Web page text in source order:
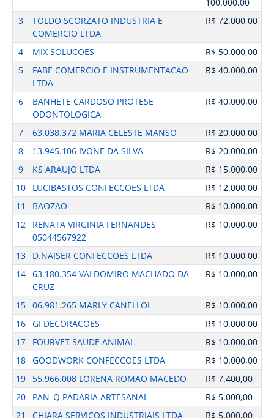
3
TOLDO SCORZATO INDUSTRIA E
COMERCIO LTDA
R$ 72.000,00
4 MIX SOLUCOES
R$ 50.000,00
5
FABE COMERCIO E INSTRUMENTACAO
LTDA
R$ 40.000,00
6
BANHETE CARDOSO PROTESE
ODONTOLOGICA
R$ 40.000,00
7 63.038.372 MARIA CELESTE MANSO
R$ 20.000,00
8
13.945.106 IVONE DA SILVA
R$ 20.000,00
9
KS ARAUJO LTDA
R$ 15.000,00
10
LUCIBASTOS CONFECCOES LTDA
R$ 12.000,00
11
BAOZAO
R$ 10.000,00
12
RENATA VIRGINIA FERNANDES
05044567922
R$ 10.000,00
13 D.NAISER CONFECCOES LTDA
R$ 10.000,00
14 63.180.354 VALDOMIRO MACHADO DA
CRUZ
R$ 10.000,00
15 06.981.265 MARLY CANELLOI
R$ 10.000,00
16 GI DECORACOES
R$ 10.000,00
17
FOURVET SAUDE ANIMAL
R$ 10.000,00
18 GOODWORK CONFECCOES LTDA
R$ 10.000,00
19
55.966.008 LORENA ROMAO MACEDO
R$ 7.400,00
20
PAN_Q PADARIA ARTESANAL
R$ 5.000,00
21
CHIARA SERVICOS INDUSTRIAIS LTDA
R$ 5.000,00